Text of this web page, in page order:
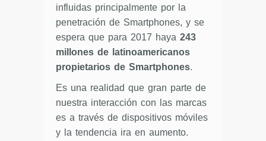
influidas principalmente por la
penetración de Smartphones, y se
espera que para 2017 haya 243
millones de latinoamericanos
propietarios de Smartphones.
Es una realidad que gran parte de
nuestra interacción con las marcas
es a través de dispositivos móviles
y la tendencia ira en aumento.